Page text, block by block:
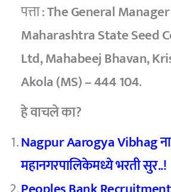
पत्ता :The General
Maharashtra State Seed
Ltd, Mahabeej Bhavan,
Akola (MS) – 444 104.
हे वाचले का?
Nagpur Aarogya Vibhag
महानगरपालिकेमध्ये भरती सुर..!